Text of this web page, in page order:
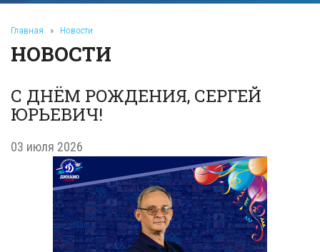
Главная » Новости
НОВОСТИ
С ДНЁМ РОЖДЕНИЯ, СЕРГЕЙ
ЮРЬЕВИЧ!
03 июля 2026